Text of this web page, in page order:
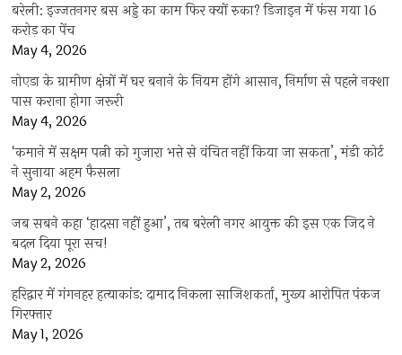
बरेली: इज्जतनगर बस अड्डे का काम फिर क्यों रुका? डिजाइन में फंस गया 16
करोड़ का पेंच
May 4, 2026
नोएडा के ग्रामीण क्षेत्रों में घर बनाने के नियम होंगे आसान, निर्माण से पहले नक्शा
पास कराना होगा जरूरी
May 4, 2026
‘कमाने में सक्षम पत्नी को गुजारा भत्ते से वंचित नहीं किया जा सकता’, मंडी कोर्ट
ने सुनाया अहम फैसला
May 2, 2026
जब सबने कहा ‘हादसा नहीं हुआ’, तब बरेली नगर आयुक्त की इस एक जिद ने
बदल दिया पूरा सच!
May 2, 2026
हरिद्वार में गंगनहर हत्याकांड: दामाद निकला साजिशकर्ता, मुख्य आरोपित पंकज
गिरफ्तार
May 1, 2026